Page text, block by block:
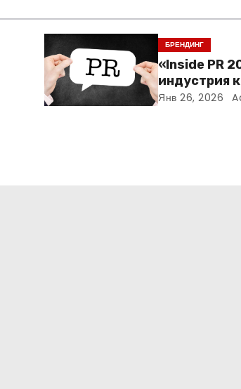
БРЕНДИНГ
«Inside PR
индустрия
Янв 26, 2026